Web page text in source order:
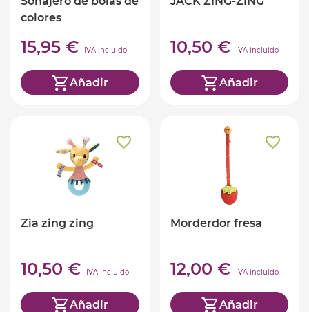
colores
15,95 € IVA incluido
Añadir
10,50 € IVA incluido
Añadir
Zia zing zing
10,50 € IVA incluido
Añadir
Morderdor fresa
12,00 € IVA incluido
Añadir